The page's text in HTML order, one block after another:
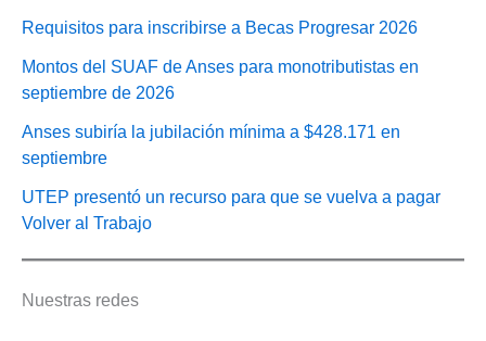
Requisitos para inscribirse a Becas Progresar 2026
Montos del SUAF de Anses para monotributistas en
septiembre de 2026
Anses subiría la jubilación mínima a $428.171 en
septiembre
UTEP presentó un recurso para que se vuelva a pagar
Volver al Trabajo
Nuestras redes